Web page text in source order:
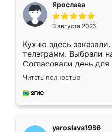
Ярослава
3 августа 2026
Кухню здесь
телеграмм. Выбрали
Согласовали день
недели кухня была
довольны работой.
мебель за
Читать полностью
yaroslava1986